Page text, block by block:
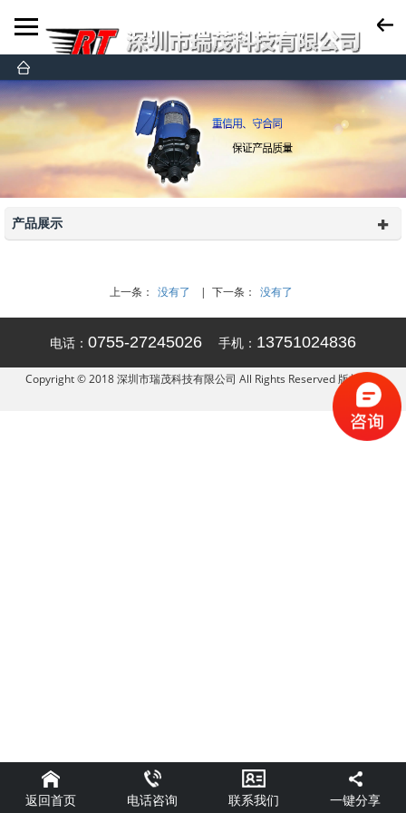
产品展示
上一条： 没有了 | 下一条： 没有了
电话： 0755-27245026 手机： 13751024836
Copyright © 2018 深圳市瑞茂科技有限公司 All Rights Reserved 版权所有
返回首页 电话咨询 联系我们 一键分享